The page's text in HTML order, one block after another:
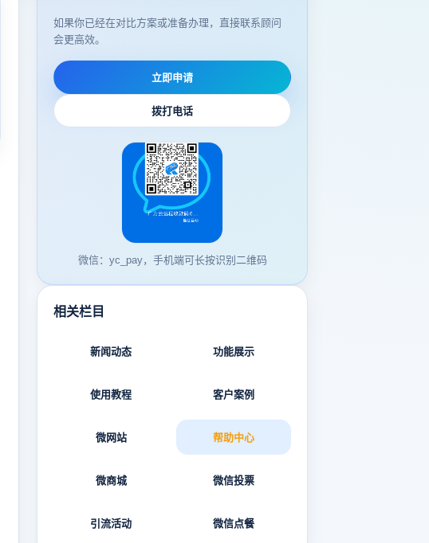
如果你已经在对比方案或准备办理，直接联系顾问
会更高效。
立即申请
拨打电话
微信：yc_pay，手机端可长按识别二维码
相关栏目
新闻动态 功能展示
使用教程 客户案例
微网站 帮助中心
微商城 微信投票
引流活动 微信点餐